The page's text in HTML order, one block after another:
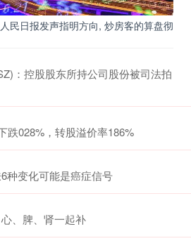
民日报发声指明方向, 炒房客的算盘彻
：控股股东所持公司股份被司法拍
跌028%，转股溢价率186%
种变化可能是癌症信号
、脾、肾一起补